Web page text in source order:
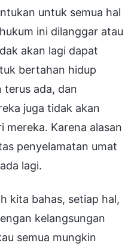
untuk semua hal
ini dilanggar atau
akan lagi dapat
bertahan hidup
terus ada, dan
juga tidak akan
mereka. Karena alasan
penyelamatan umat
lagi.
kita bahas, setiap hal,
kelangsungan
semua mungkin